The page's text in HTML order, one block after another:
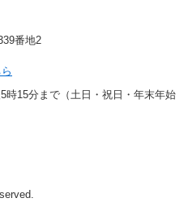
番地2
時15分まで（土日・祝日・年末年始